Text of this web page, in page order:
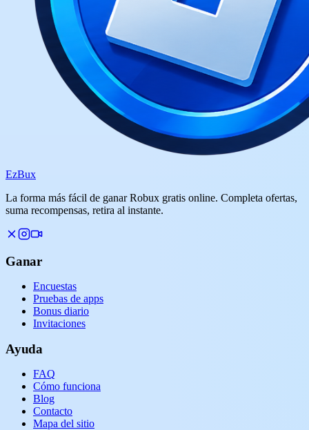
EzBux
La forma más fácil de ganar Robux gratis online. Completa ofertas,
suma recompensas, retira al instante.
Ganar
Encuestas
Pruebas de apps
Bonus diario
Invitaciones
Ayuda
FAQ
Cómo funciona
Blog
Contacto
Mapa del sitio